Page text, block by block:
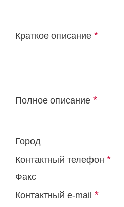
Краткое описание *
Полное описание *
Город
Контактный телефон *
Факс
Контактный e-mail *